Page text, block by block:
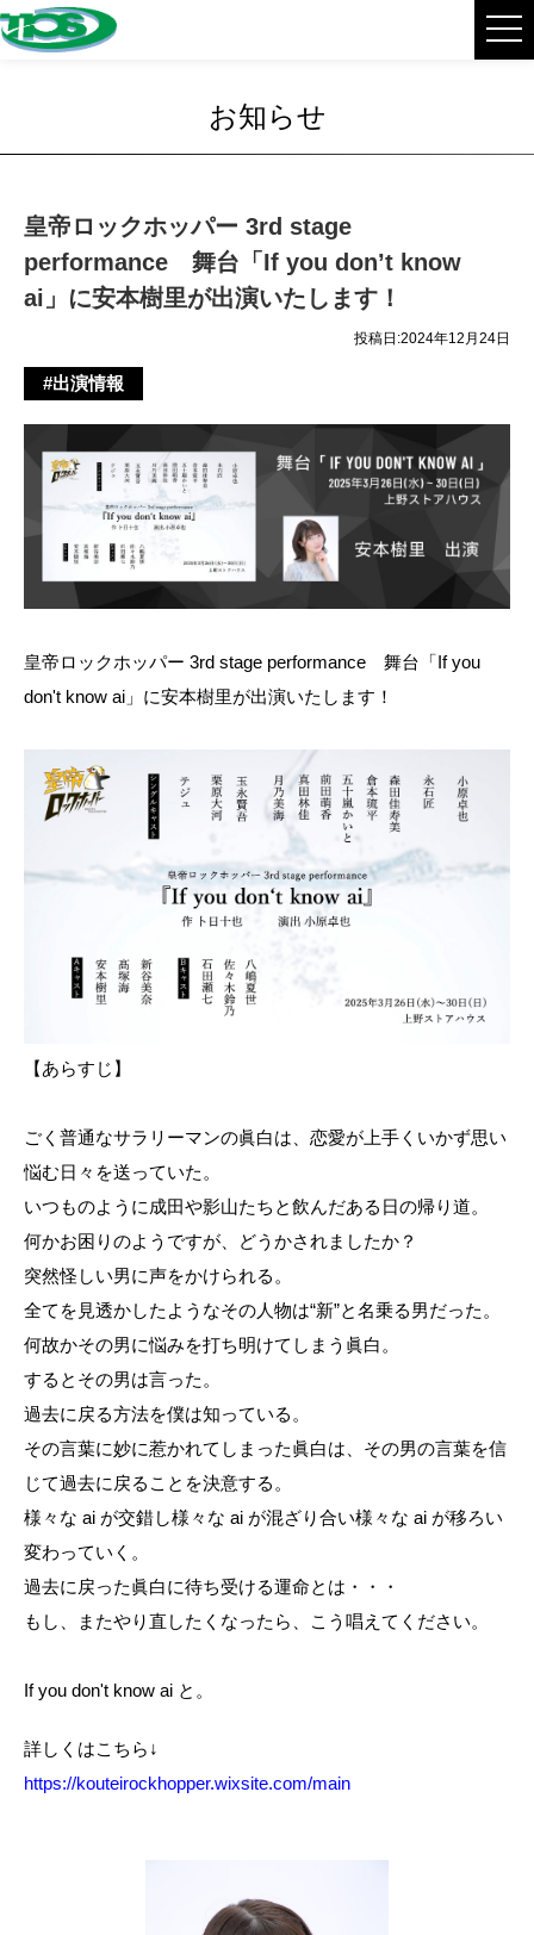
お知らせ
皇帝ロックホッパー 3rd stage
performance 舞台「If you don’t know
ai」に安本樹里が出演いたします！
投稿日:2024年12月24日
#出演情報
皇帝ロックホッパー 3rd stage performance 舞台「If you
don't know ai」に安本樹里が出演いたします！
【あらすじ】
ごく普通なサラリーマンの眞白は、恋愛が上手くいかず思い
悩む日々を送っていた。
いつものように成田や影山たちと飲んだある日の帰り道。
何かお困りのようですが、どうかされましたか？
突然怪しい男に声をかけられる。
全てを見透かしたようなその人物は“新”と名乗る男だった。
何故かその男に悩みを打ち明けてしまう眞白。
するとその男は言った。
過去に戻る方法を僕は知っている。
その言葉に妙に惹かれてしまった眞白は、その男の言葉を信
じて過去に戻ることを決意する。
様々な ai が交錯し様々な ai が混ざり合い様々な ai が移ろい
変わっていく。
過去に戻った眞白に待ち受ける運命とは・・・
もし、またやり直したくなったら、こう唱えてください。
If you don't know ai と。
詳しくはこちら↓
https://kouteirockhopper.wixsite.com/main